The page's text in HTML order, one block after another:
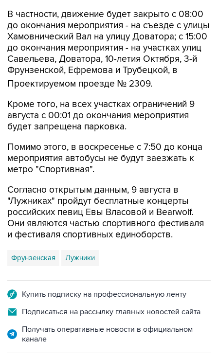
В частности, движение будет закрыто с 08:00
до окончания мероприятия - на съезде с улицы
Хамовнический Вал на улицу Доватора; с 15:00
до окончания мероприятия - на участках улиц
Савельева, Доватора, 10-летия Октября, 3-й
Фрунзенской, Ефремова и Трубецкой, в
Проектируемом проезде № 2309.
Кроме того, на всех участках ограничений 9
августа с 00:01 до окончания мероприятия
будет запрещена парковка.
Помимо этого, в воскресенье с 7:50 до конца
мероприятия автобусы не будут заезжать к
метро "Спортивная".
Согласно открытым данным, 9 августа в
"Лужниках" пройдут бесплатные концерты
российских певиц Евы Власовой и Bearwolf.
Они являются частью спортивного фестиваля
и фестиваля спортивных единоборств.
Фрунзенская Лужники
Купить подписку на профессиональную ленту
Подписаться на рассылку главных новостей сайта
Получать оперативные новости в официальном
канале